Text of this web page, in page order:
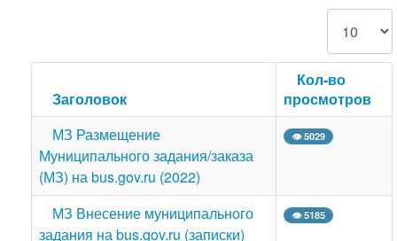
Кол-во
Заголовок
Кол-во
просмотров
МЗ Размещение
Муниципального задания/заказа
(МЗ) на bus.gov.ru (2022)
👁 5029
МЗ Внесение муниципального
задания на bus.gov.ru (записки)
👁 5185